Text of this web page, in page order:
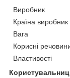
Виробник
Країна виробник
Вага
Корисні
Властивості